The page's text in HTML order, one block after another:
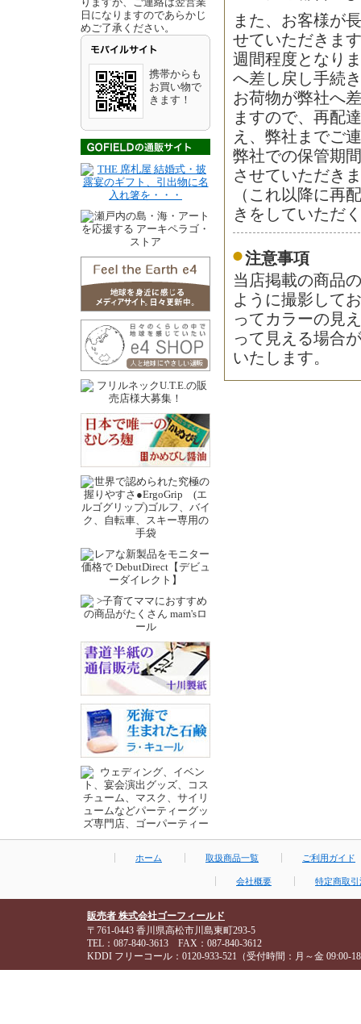
日になりますのであらかじ
めご了承ください。
携帯からも
お買い物で
きます！
また、お客様が
せていただきま
週間程度となり
へ差し戻し手続
お荷物が弊社へ
ますので、再配
え、弊社までご
弊社での保管期
させていただき
（これ以降に再
きをしていただ
注意事項
当店掲載の商品
ように撮影して
ってカラーの見
って見える場合
いたします。
ホーム 取扱商品一覧 ご利用ガイド
会社概要 特定商取
販売者 株式会社ゴーフィールド
〒761-0443 香川県高松市川島東町293-5
TEL：087-840-3613 FAX：087-840-3612
KDDI フリーコール：0120-933-521（受付時間：月～金 09:00-